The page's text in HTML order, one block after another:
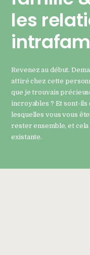
les
Revenez au début.
attiré chez cette
que je trouvais
incroyables ? Et sont-ils
lesquelles vous vous
rester ensemble, et
existante.